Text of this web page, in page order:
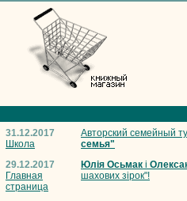
31.12.2017
Школа
Авторский семейный
семья"
29.12.2017
Главная
страница
Юлія Осьмак і
шахових зірок"!